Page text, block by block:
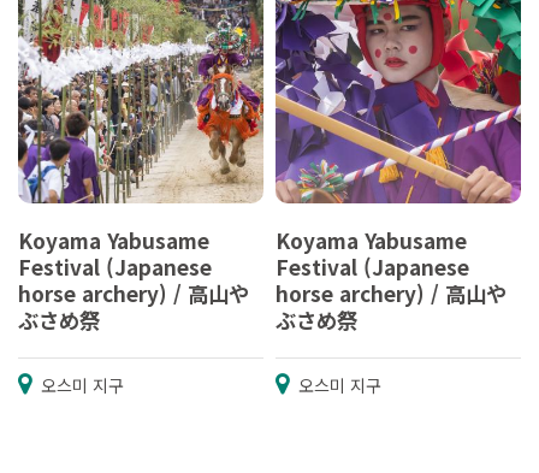
Koyama Yabusame
Festival (Japanese
horse archery) / 高山や
ぶさめ祭
오스미 지구
Koyama Yabusame
Festival (Japanese
horse archery) / 高山や
ぶさめ祭
오스미 지구